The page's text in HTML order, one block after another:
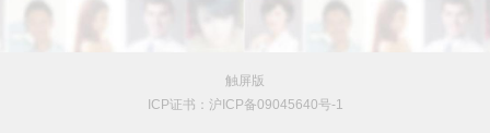
触屏版
ICP证书：沪ICP备09045640号-1